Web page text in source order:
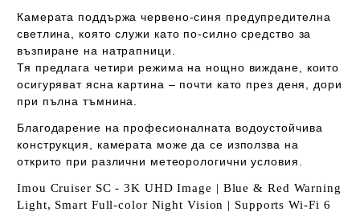
Камерата поддържачервено-синя предупредителна
светлина
, която служи като по-силно средство за
възпиране на натрапници.
Тя предлага четири режима на нощно виждане , които
осигуряват ясна картина – почти като през деня, дори
при пълна тъмнина.
Благодарение на професионалната водоустойчива
конструкция
, камерата може да се използва на
открито при различни метеорологични условия.
Imou Cruiser SC - 3K UHD Image | Blue & Red Warning
Light, Smart Full-color Night Vision | Supports Wi-Fi 6